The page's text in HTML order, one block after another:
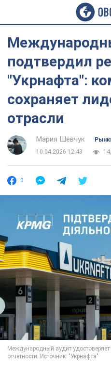
подтвердил
"Укрнафта":
сохраняет
отрасли
Мария Шевчук
10.04.2026 12:43
0